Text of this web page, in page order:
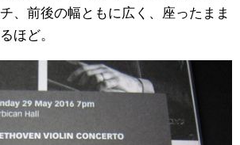
、前後の幅ともに広く、座ったまま
ほど。